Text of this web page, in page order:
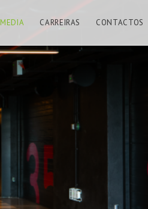
MEDIA CARREIRAS CONTACTOS